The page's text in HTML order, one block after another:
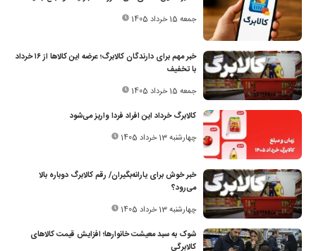
جمعه 15 خرداد 1405
خبر مهم برای دارندگان کالابرگ؛ عرضه این کالاها از ۱۶ خرداد
با تخفیف
جمعه 15 خرداد 1405
کالابرگ خرداد این افراد فردا واریز می‌شود
چهارشنبه 13 خرداد 1405
خبر خوش برای یارانه‌بگیران/ رقم کالابرگ دوباره بالا
می‌رود؟
چهارشنبه 13 خرداد 1405
شوک به سبد معیشت خانوارها؛ افزایش قیمت کالاهای
کالابرگی